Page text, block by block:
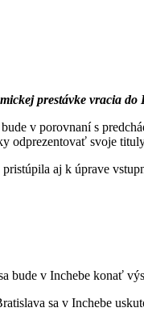
prestávke vracia
v porovnaní s
odprezentovať svoje
aj k úprave
bude v Inchebe konať
sa v Inchebe